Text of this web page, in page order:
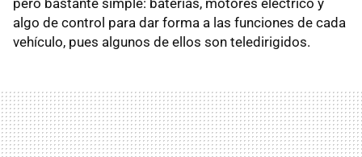
algo de control para dar forma a las funciones de cada
vehículo, pues algunos de ellos son teledirigidos.